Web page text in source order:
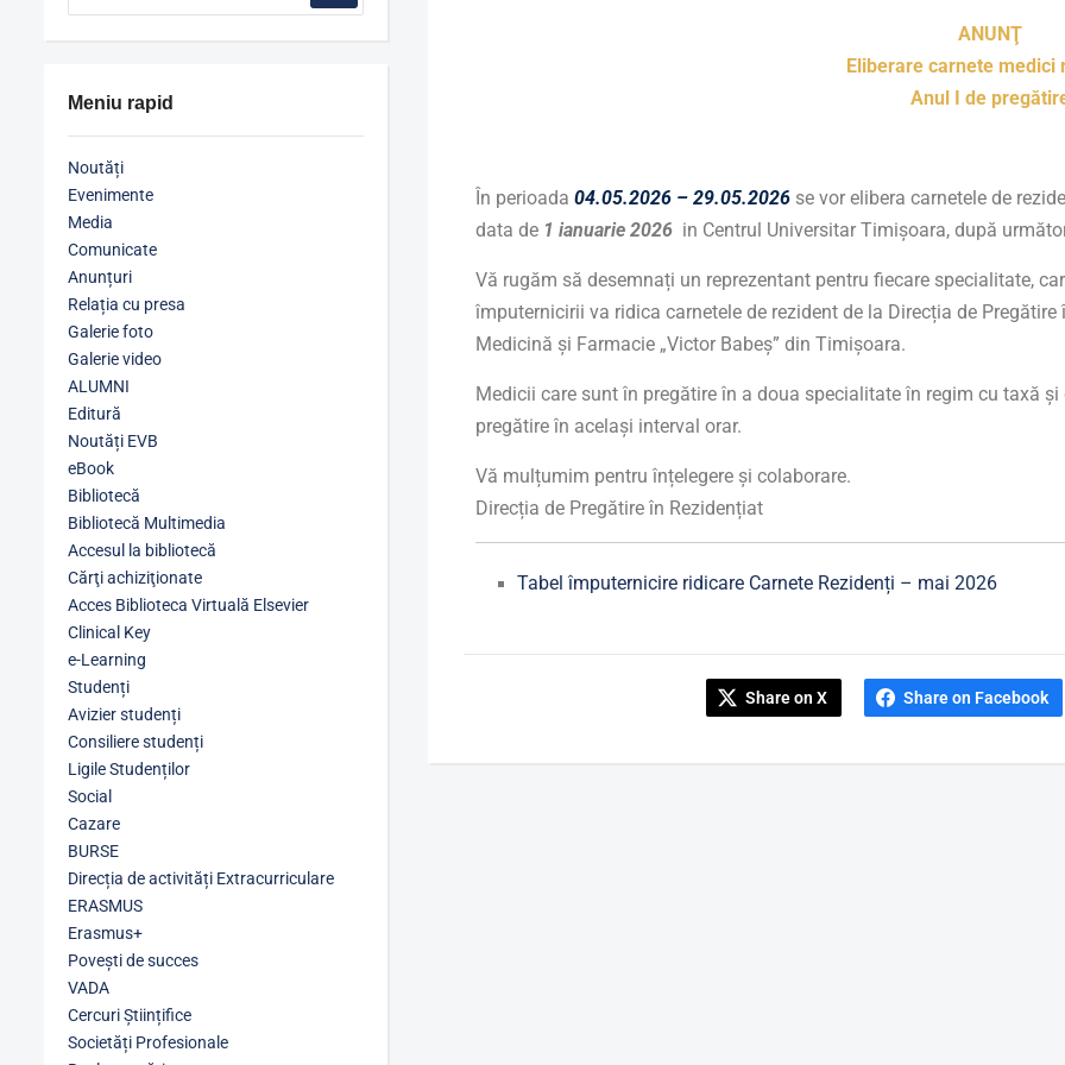
Meniu rapid
Noutăți
Evenimente
Media
Comunicate
Anunțuri
Relația cu presa
Galerie foto
Galerie video
ALUMNI
Editură
Noutăți EVB
eBook
Bibliotecă
Bibliotecă Multimedia
Accesul la bibliotecă
Cărţi achiziţionate
Acces Biblioteca Virtuală Elsevier
Clinical Key
e-Learning
Studenți
Avizier studenți
Consiliere studenți
Ligile Studenților
Social
Cazare
BURSE
Direcția de activități Extracurriculare
ERASMUS
Erasmus+
Povești de succes
VADA
Cercuri Științifice
Societăți Profesionale
ANUNŢ
Eliberare carnete medici
Anul I de
În perioada 04.05.2026 – 29.05.2026se vor elibera carnetele de
data de 1 ianuarie 2026in Centrul Universitar Timișoara, după
Vă rugăm să desemnați un reprezentant pentru fiecare specialitate,
împuternicirii va ridica carnetele de rezident de la Direcția de
Medicină și Farmacie „Victor Babeș” din Timișoara.
Medicii care sunt în pregătire în a doua specialitate în regim cu taxă
pregătire în același interval orar.
Vă mulțumim pentru înțelegere și colaborare.
Direcția de Pregătire în Rezidențiat
Tabel împuternicire ridicare Carnete Rezidenți – mai 2026
Share on X Share on Facebook